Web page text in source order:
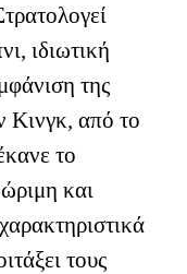
ιδιωτική
της
Κινγκ, από το
το
και
τους